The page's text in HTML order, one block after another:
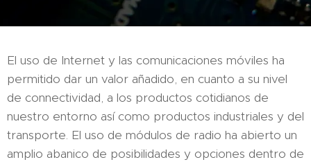
El uso de Internet y las comunicaciones móviles ha
permitido dar un valor añadido, en cuanto a su nivel
de connectividad, a los productos cotidianos de
nuestro entorno así como productos industriales y del
transporte. El uso de módulos de radio ha abierto un
amplio abanico de posibilidades y opciones dentro de